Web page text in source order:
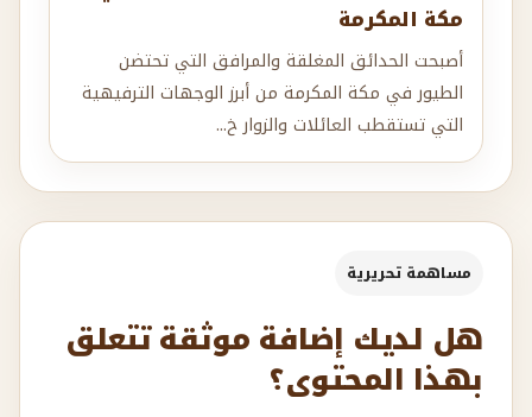
مكة المكرمة
أصبحت الحدائق المغلقة والمرافق التي تحتضن
الطيور في مكة المكرمة من أبرز الوجهات الترفيهية
التي تستقطب العائلات والزوار خ...
مساهمة تحريرية
هل لديك إضافة موثقة تتعلق
بهذا المحتوى؟